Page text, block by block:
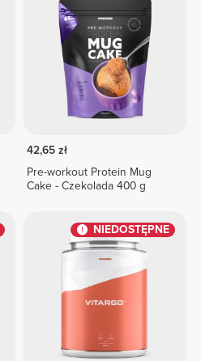
42,65 zł
Pre-workout Protein Mug
Cake - Czekolada 400 g
NIEDOSTĘPNE